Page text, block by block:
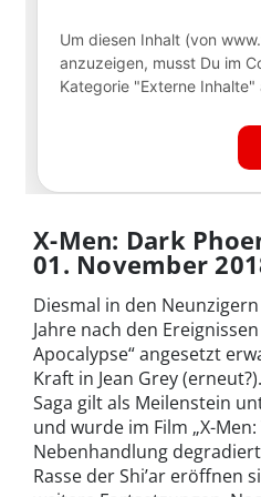
X-Men: Dark
01. November
Diesmal in den
Jahre nach den
Apocalypse“ angesetzt
Kraft in Jean Grey
Saga gilt als Meilenstein
und wurde im Film „X-
Nebenhandlung
Rasse der Shi’ar eröffnen